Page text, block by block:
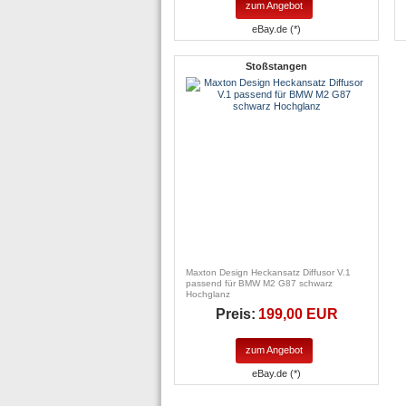
zum Angebot
eBay.de (*)
Stoßstangen
Maxton Design Heckansatz Diffusor V.1
passend für BMW M2 G87 schwarz
Hochglanz
Preis: 199,00 EUR
zum Angebot
eBay.de (*)